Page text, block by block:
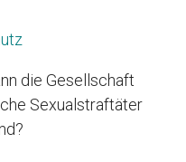
die Gesellschaft
Sexualstraftäter